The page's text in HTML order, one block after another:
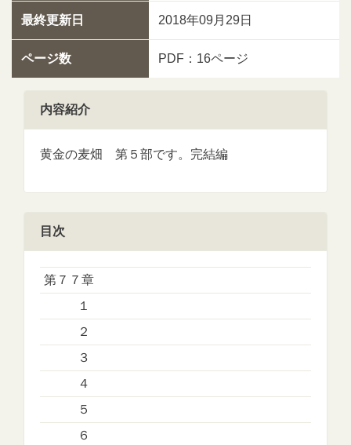
最終更新日 2018年09月29日
ページ数 PDF：16ページ
内容紹介
黄金の麦畑 第５部です。完結編
目次
第７７章
１
２
３
４
５
６